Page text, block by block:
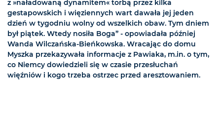
z »naładowaną dynamitem« torbą przez kilka
gestapowskich i więziennych wart dawała jej jeden
dzień w tygodniu wolny od wszelkich obaw. Tym dniem
był piątek. Wtedy nosiła Boga” - opowiadała później
Wanda Wilczańska-Bieńkowska. Wracając do domu
Myszka przekazywała informacje z Pawiaka, m.in. o tym,
co Niemcy dowiedzieli się w czasie przesłuchań
więźniów i kogo trzeba ostrzec przed aresztowaniem.